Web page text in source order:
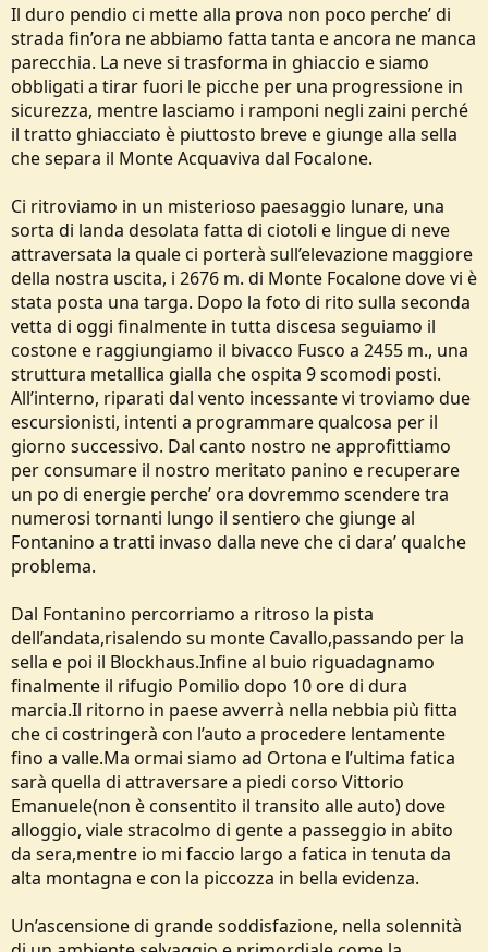
Il duro pendio ci mette alla prova non poco perche’ di
strada fin’ora ne abbiamo fatta tanta e ancora ne manca
parecchia. La neve si trasforma in ghiaccio e siamo
obbligati a tirar fuori le picche per una progressione in
sicurezza, mentre lasciamo i ramponi negli zaini perché
il tratto ghiacciato è piuttosto breve e giunge alla sella
che separa il Monte Acquaviva dal Focalone.
Ci ritroviamo in un misterioso paesaggio lunare, una
sorta di landa desolata fatta di ciotoli e lingue di neve
attraversata la quale ci porterà sull’elevazione maggiore
della nostra uscita, i 2676 m. di Monte Focalone dove vi è
stata posta una targa. Dopo la foto di rito sulla seconda
vetta di oggi finalmente in tutta discesa seguiamo il
costone e raggiungiamo il bivacco Fusco a 2455 m., una
struttura metallica gialla che ospita 9 scomodi posti.
All’interno, riparati dal vento incessante vi troviamo due
escursionisti, intenti a programmare qualcosa per il
giorno successivo. Dal canto nostro ne approfittiamo
per consumare il nostro meritato panino e recuperare
un po di energie perche’ ora dovremmo scendere tra
numerosi tornanti lungo il sentiero che giunge al
Fontanino a tratti invaso dalla neve che ci dara’ qualche
problema.
Dal Fontanino percorriamo a ritroso la pista
dell’andata,risalendo su monte Cavallo,passando per la
sella e poi il Blockhaus.Infine al buio riguadagnamo
finalmente il rifugio Pomilio dopo 10 ore di dura
marcia.Il ritorno in paese avverrà nella nebbia più fitta
che ci costringerà con l’auto a procedere lentamente
fino a valle.Ma ormai siamo ad Ortona e l’ultima fatica
sarà quella di attraversare a piedi corso Vittorio
Emanuele(non è consentito il transito alle auto) dove
alloggio, viale stracolmo di gente a passeggio in abito
da sera,mentre io mi faccio largo a fatica in tenuta da
alta montagna e con la piccozza in bella evidenza.
Un’ascensione di grande soddisfazione, nella solennità